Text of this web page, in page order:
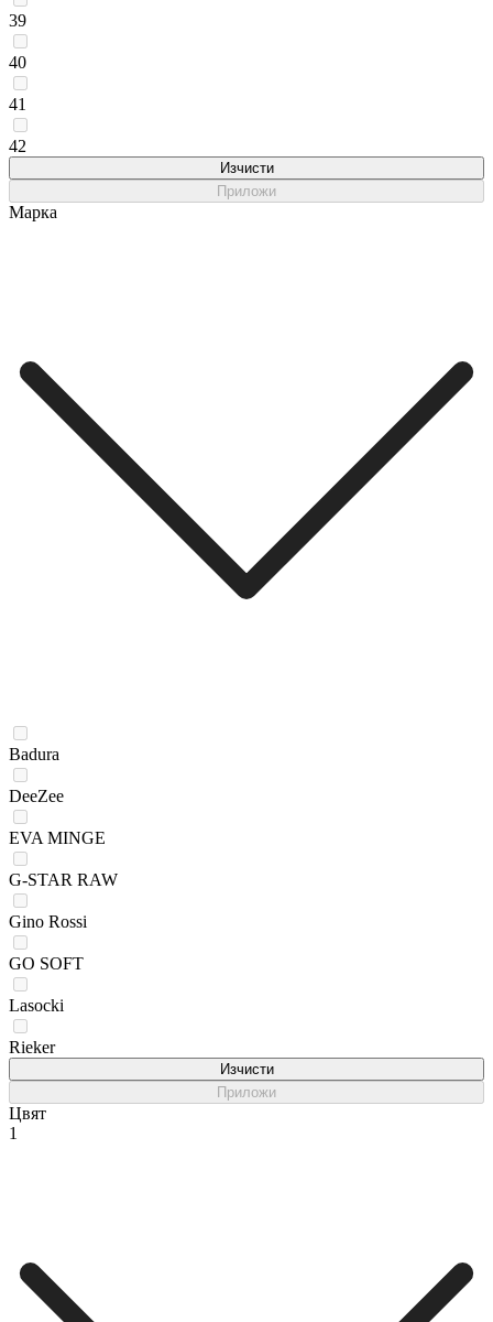
39
40
41
42
Изчисти
Приложи
Марка
Badura
DeeZee
EVA MINGE
G-STAR RAW
Gino Rossi
GO SOFT
Lasocki
Rieker
Изчисти
Приложи
Цвят
1